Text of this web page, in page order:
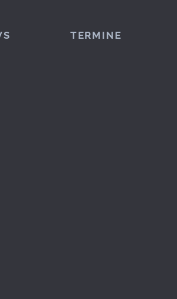
TERMINE